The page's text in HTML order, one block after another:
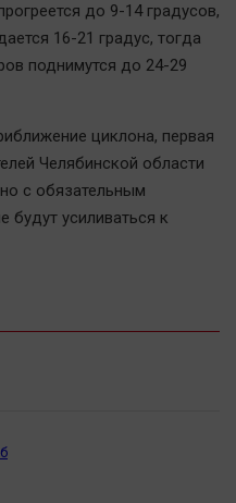
до 9-14 градусов,
16-21 градус, тогда
поднимутся до 24-29
циклона, первая
Челябинской области
с обязательным
будут усиливаться к